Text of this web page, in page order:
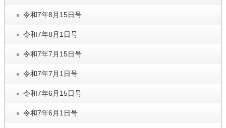
令和7年8月15日号
令和7年8月1日号
令和7年7月15日号
令和7年7月1日号
令和7年6月15日号
令和7年6月1日号